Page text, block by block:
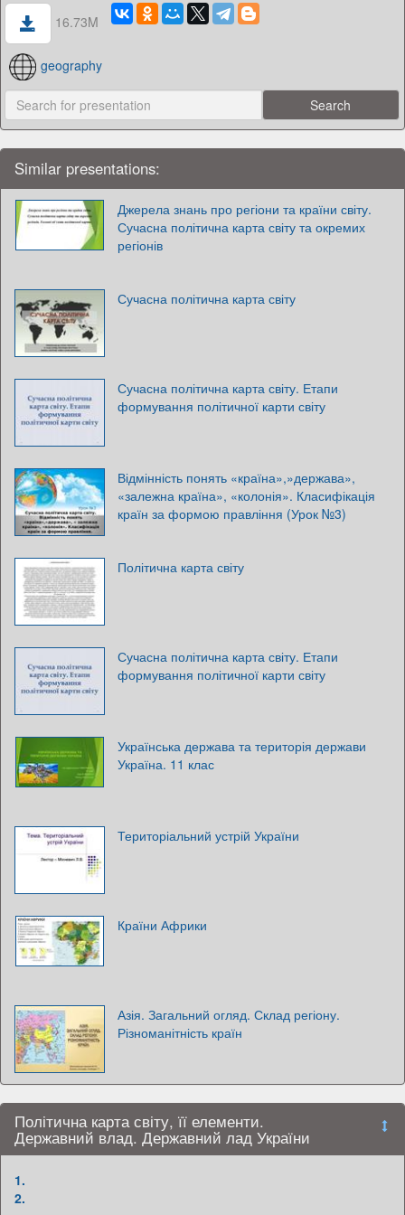
16.73M
geography
Similar presentations:
Джерела знань про регіони та країни світу.
Сучасна політична карта світу та окремих
регіонів
Сучасна політична карта світу
Сучасна політична карта світу. Етапи
формування політичної карти світу
Відмінність понять «країна»,»держава»,
«залежна країна», «колонія». Класифікація
країн за формою правління (Урок №3)
Політична карта світу
Сучасна політична карта світу. Етапи
формування політичної карти світу
Українська держава та територія держави
Україна. 11 клас
Територіальний устрій України
Країни Африки
Азія. Загальний огляд. Склад регіону.
Різноманітність країн
Політична карта світу, її елементи.
Державний влад. Державний лад України
1.
2.